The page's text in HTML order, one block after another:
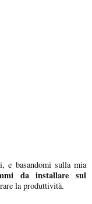
e basandomi sulla mia
da installare sul
la produttività.